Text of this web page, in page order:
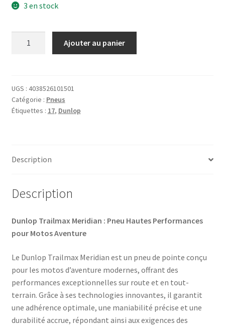
3 en stock
Meridian
130/80
R
(arrière)
Ajouter au panier
UGS : 4038526101501
Catégorie : Pneus
Étiquettes : 17, Dunlop
Description
Description
Dunlop Trailmax Meridian : Pneu Hautes Performances
pour Motos Aventure
Le Dunlop Trailmax Meridian est un pneu de pointe conçu
pour les motos d’aventure modernes, offrant des
performances exceptionnelles sur route et en tout-
terrain. Grâce à ses technologies innovantes, il garantit
une adhérence optimale, une maniabilité précise et une
durabilité accrue, répondant ainsi aux exigences des